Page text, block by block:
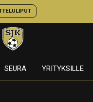
SEURA YRITYKSILLE